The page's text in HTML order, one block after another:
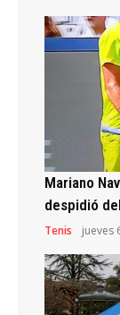
Mariano
despidió
Tenis jueves